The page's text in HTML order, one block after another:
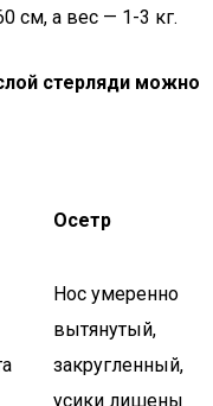
см, а вес — 1-3 кг.
стерляди можно
Осетр
Нос умеренно
вытянутый,
закругленный,
усики лишены